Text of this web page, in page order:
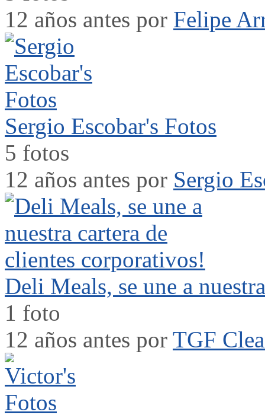
12 años antes por Felipe
Sergio Escobar's Fotos
5 fotos
12 años antes por Sergio
Deli Meals, se une a
1 foto
12 años antes por TGF